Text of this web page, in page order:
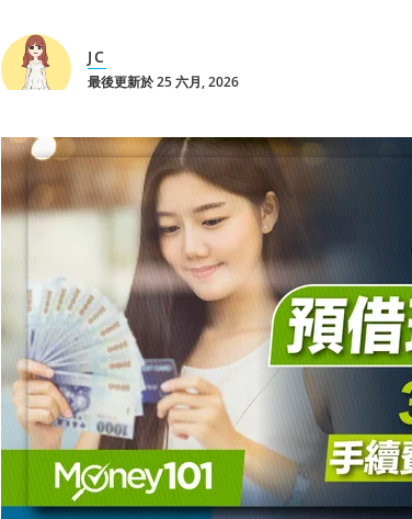
JC
最後更新於 25 六月, 2026